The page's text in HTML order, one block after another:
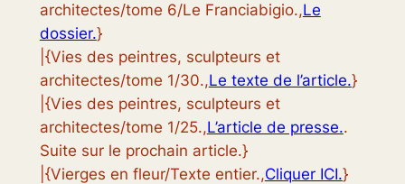
architectes/tome 6/Le Franciabigio.,Le
dossier.}
|{Vies des peintres, sculpteurs et
architectes/tome 1/30.,Le texte de l’article.}
|{Vies des peintres, sculpteurs et
architectes/tome 1/25.,L’article de presse..
Suite sur le prochain article.}
|{Vierges en fleur/Texte entier.,Cliquer ICI.}